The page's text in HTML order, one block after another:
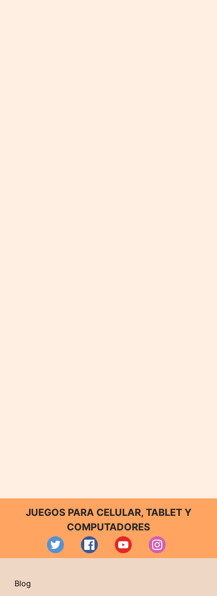
JUEGOS PARA CELULAR, TABLET Y
COMPUTADORES
Blog